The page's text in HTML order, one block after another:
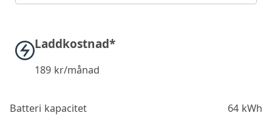
Laddkostnad*
189kr/månad
Batteri kapacitet
64 kWh